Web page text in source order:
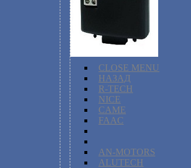
CLOSE MENU
НАЗАД
R-TECH
NICE
CAME
FAAC
AN-MOTORS
ALUTECH